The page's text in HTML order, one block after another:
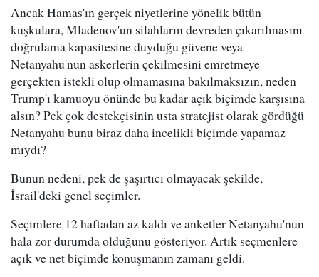
Ancak Hamas'ın gerçek niyetlerine yönelik bütün
kuşkulara, Mladenov'un silahların devreden çıkarılmasını
doğrulama kapasitesine duyduğu güvene veya
Netanyahu'nun askerlerin çekilmesini emretmeye
gerçekten istekli olup olmamasına bakılmaksızın, neden
Trump'ı kamuoyu önünde bu kadar açık biçimde karşısına
alsın? Pek çok destekçisinin usta stratejist olarak gördüğü
Netanyahu bunu biraz daha incelikli biçimde yapamaz
mıydı?
Bunun nedeni, pek de şaşırtıcı olmayacak şekilde,
İsrail'deki genel seçimler.
Seçimlere 12 haftadan az kaldı ve anketler Netanyahu'nun
hala zor durumda olduğunu gösteriyor. Artık seçmenlere
açık ve net biçimde konuşmanın zamanı geldi.